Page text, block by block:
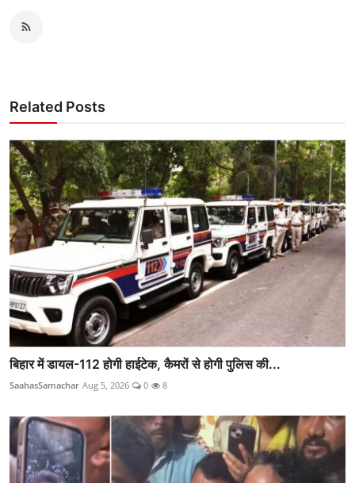
Related Posts
बिहार में डायल-112 होगी हाईटेक, कैमरों से होगी पुलिस की...
SaahasSamachar Aug 5, 2026 0 8